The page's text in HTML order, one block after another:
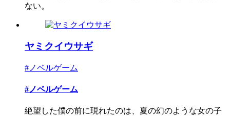
ない。
ヤミクイウサギ
#ノベルゲーム
#ノベルゲーム
絶望した僕の前に現れたのは、夏の幻のような女の子